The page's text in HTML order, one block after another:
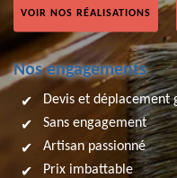
VOIR NOS RÉALISATIONS
Nos engagements
Devis et déplacement
Sans engagement
Artisan passionné
Prix imbattable